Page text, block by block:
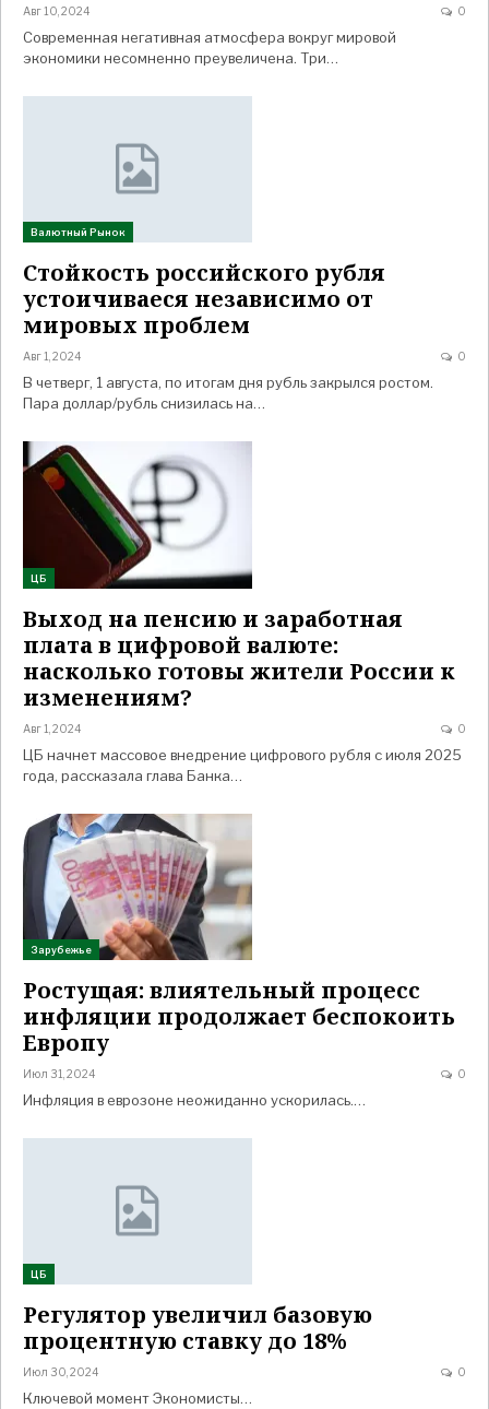
Авг 10, 2024 0
Современная негативная атмосфера вокруг мировой
экономики несомненно преувеличена. Три…
Валютный Рынок
Стойкость российского рубля
устоичиваеся независимо от
мировых проблем
Авг 1, 2024 0
В четверг, 1 августа, по итогам дня рубль закрылся ростом.
Пара доллар/рубль снизилась на…
ЦБ
Выход на пенсию и заработная
плата в цифровой валюте:
насколько готовы жители России к
изменениям?
Авг 1, 2024 0
ЦБ начнет массовое внедрение цифрового рубля с июля 2025
года, рассказала глава Банка…
Зарубежье
Ростущая: влиятельный процесс
инфляции продолжает беспокоить
Европу
Июл 31, 2024 0
Инфляция в еврозоне неожиданно ускорилась.…
ЦБ
Регулятор увеличил базовую
процентную ставку до 18%
Июл 30, 2024 0
Ключевой момент Экономисты…